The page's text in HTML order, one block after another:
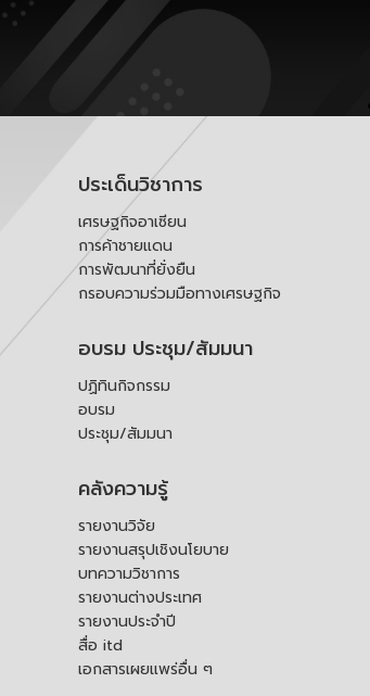
ประเด็นวิชาการ
เศรษฐกิจอาเซียน
การค้าชายแดน
การพัฒนาที่ยั่งยืน
กรอบความร่วมมือทางเศรษฐกิจ
อบรม ประชุม/สัมมนา
ปฏิทินกิจกรรม
อบรม
ประชุม/สัมมนา
คลังความรู้
รายงานวิจัย
รายงานสรุปเชิงนโยบาย
บทความวิชาการ
รายงานต่างประเทศ
รายงานประจำปี
สื่อ itd
เอกสารเผยแพร่อื่น ๆ